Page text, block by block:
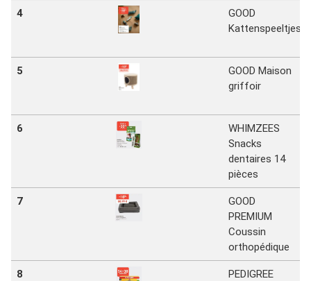
4
GOOD
Kattenspeeltjes
5
GOOD Maison
griffoir
6
WHIMZEES
Snacks
dentaires 14
pièces
7
GOOD
PREMIUM
Coussin
orthopédique
8
PEDIGREE